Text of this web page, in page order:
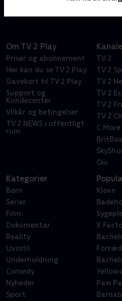
Om TV 2 Play
Priser og abonnement
Her kan du se TV 2 Play
Gavekort til TV 2 Play
Support og
Kundecenter
Vilkår og betingelser
TV 2 NEWS i offentligt
rum
TV 2
TV 2
TV 2
TV 2
TV 2 Fri
TV 2
C More
BritBox
Oiii
Kategorier
Børn
Serier
Film
Dokumentar
Reality
Livsstil
Underholdning
Comedy
Nyheder
Sport
Klovn
X
Paw